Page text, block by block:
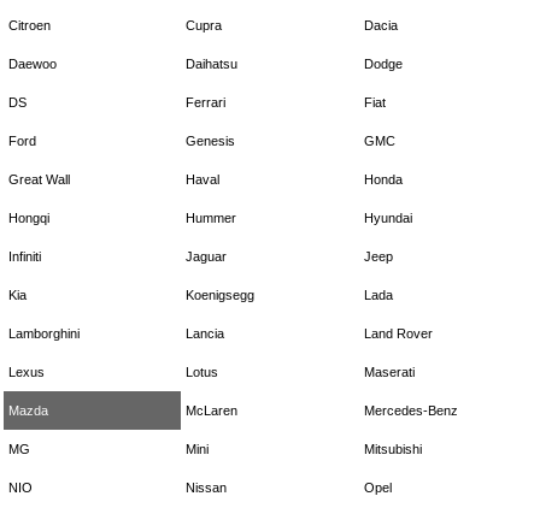
Citroen Cupra Dacia
Daewoo Daihatsu Dodge
DS Ferrari Fiat
Ford Genesis GMC
Great Wall Haval Honda
Hongqi Hummer Hyundai
Infiniti Jaguar Jeep
Kia Koenigsegg Lada
Lamborghini Lancia Land Rover
Lexus Lotus Maserati
Mazda McLaren Mercedes-Benz
MG Mini Mitsubishi
NIO Nissan Opel